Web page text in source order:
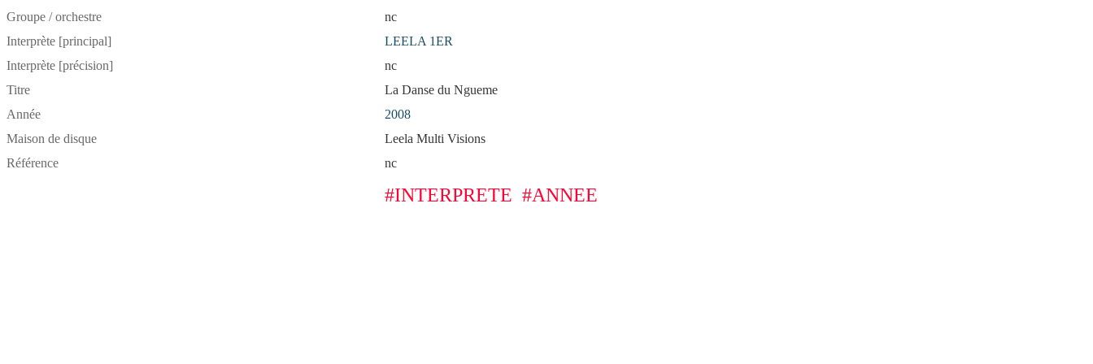
Groupe / orchestre
nc
Interprète [principal]
LEELA 1ER
Interprète [précision]
nc
Titre
La Danse du Ngueme
Année
2008
Maison de disque
Leela Multi Visions
Référence
nc
#INTERPRETE #ANNEE